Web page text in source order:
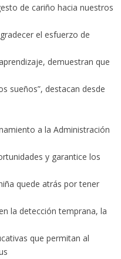
de cariño hacia nuestros
el esfuerzo de
demuestran que
sueños”, destacan desde
a la Administración
y garantice los
quede atrás por tener
la detección temprana, la
que permitan al